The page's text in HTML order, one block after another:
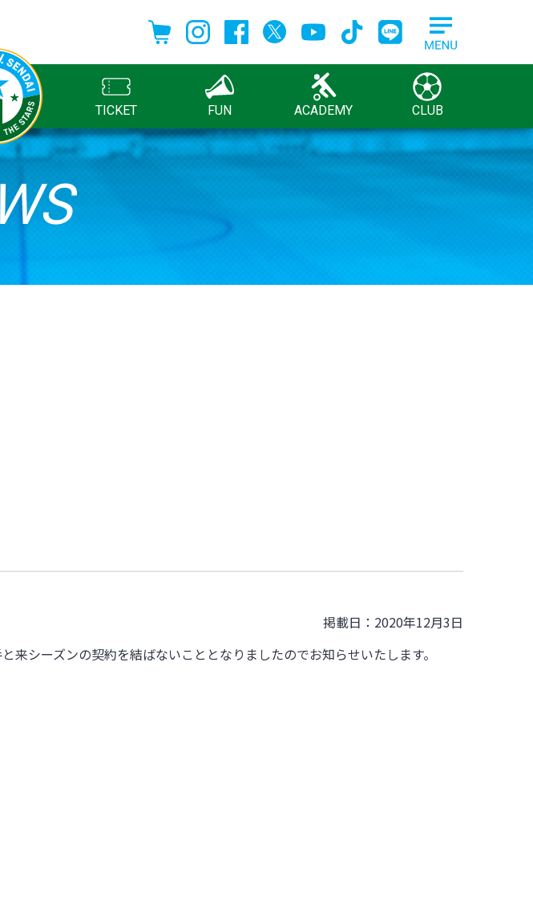
TICKET FUN ACADEMY CLUB
掲載日：2020年12月3日
来シーズンの契約を結ばないこととなりましたのでお知らせいたします。